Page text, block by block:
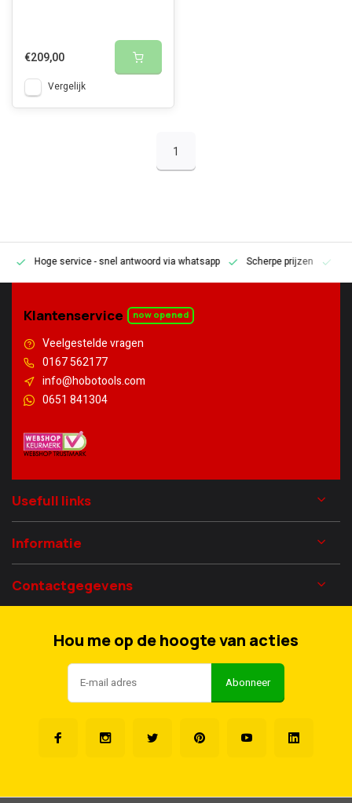
€209,00
Vergelijk
1
Hoge service- snel antwoord via whatsapp Scherpe prijzen
Klantenservice now opened
Veelgestelde vragen
0167 562177
info@hobotools.com
0651 841304
Usefull links
Informatie
Contactgegevens
Hou me op de hoogte van acties
Abonneer